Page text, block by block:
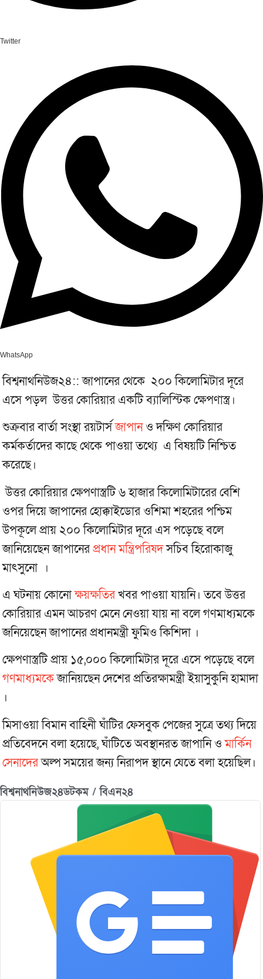
Twitter
WhatsApp
বিশ্বনাথনিউজ২৪:: জাপানের থেকে ২০০ কিলোমিটার দূরে
এসে পড়ল উত্তর কোরিয়ার একটি ব্যালিস্টিক ক্ষেপণাস্ত্র।
শুক্রবার বার্তা সংস্থা রয়টার্সজাপানও দক্ষিণ কোরিয়ার
কর্মকর্তাদের কাছে থেকে পাওয়া তথ‌্যে এ বিষয়টি নিশ্চিত
করেছে।
উত্তর কোরিয়ার ক্ষেপণাস্ত্রটি ৬ হাজার কিলোমিটারের বেশি
ওপর দিয়ে জাপানের হোক্কাইডোর ওশিমা শহরের পশ্চিম
উপকূলে প্রায় ২০০ কিলোমিটার দূরে এস পড়েছে বলে
জানিয়েছেন জাপানেরপ্রধান মন্ত্রিপরিষদসচিব হিরোকাজু
মাৎসুনো ।
এ ঘটনায় কোনোক্ষয়ক্ষতিরখবর পাওয়া যায়নি। তবে উত্তর
কোরিয়ার এমন আচরণ মেনে নেওয়া যায় না বলে গণমাধ্যমকে
জনিয়েছেন জাপানের প্রধানমন্ত্রী ফুমিও কিশিদা ।
ক্ষেপণাস্ত্রটি প্রায় ১৫,০০০ কিলোমিটার দূরে এসে পড়েছে বলে
গণমাধ্যমকেজানিয়ছেন দেশের প্রতিরক্ষামন্ত্রী ইয়াসুকুনি হামাদা
।
মিসাওয়া বিমান বাহিনী ঘাঁটির ফেসবুক পেজের সুত্রে তথ‌্য দিয়ে
প্রতিবেদনে বলা হয়েছে, ঘাঁটিতে অবস্থানরত জাপানি ওমার্কিন
সেনাদেরঅল্প সময়ের জন্য নিরাপদ স্থানে যেতে বলা হয়েছিল।
বিশ্বনাথনিউজ২৪ডটকম / বিএন২৪